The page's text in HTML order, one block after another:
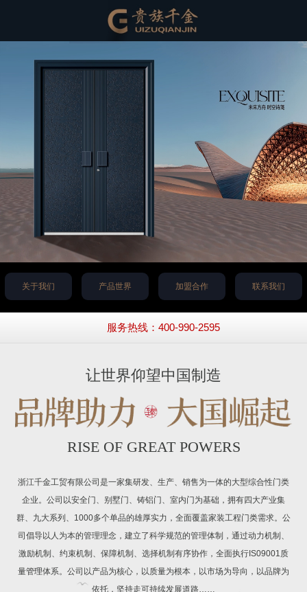
关于我们 产品世界 加盟合作 联系我们
服务热线：400-990-2595
让世界仰望中国制造
RISE OF GREAT POWERS
浙江千金工贸有限公司是一家集研发、生产、销售为一体的大型综合性门类
企业。公司以安全门、别墅门、铸铝门、室内门为基础，拥有四大产业集
群、九大系列、1000多个单品的雄厚实力，全面覆盖家装工程门类需求。公
司倡导以人为本的管理理念，建立了科学规范的管理体制，通过动力机制、
激励机制、约束机制、保障机制、选择机制有序协作，全面执行IS09001质
量管理体系。公司以产品为核心，以质量为根本，以市场为导向，以品牌为
依托，坚持走可持续发展道路……